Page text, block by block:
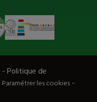
-Politique de
Paramétrer les cookies -